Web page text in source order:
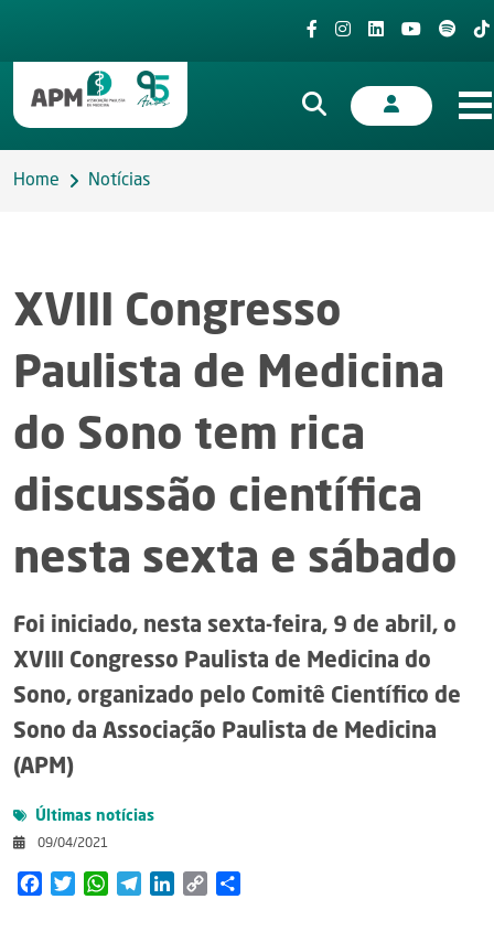
Home Notícias
XVIII Congresso
Paulista de Medicina
do Sono tem rica
discussão científica
nesta sexta e sábado
Foi iniciado, nesta sexta-feira, 9 de abril, o
XVIII Congresso Paulista de Medicina do
Sono, organizado pelo Comitê Científico de
Sono da Associação Paulista de Medicina
(APM)
Últimas notícias
09/04/2021
FacebookTwitterWhatsAppTelegramLinkedIn
Copy